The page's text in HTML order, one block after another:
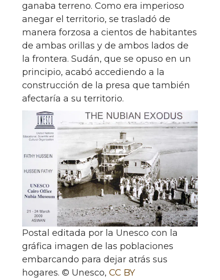
ganaba terreno. Como era imperioso
anegar el territorio, se trasladó de
manera forzosa a cientos de habitantes
de ambas orillas y de ambos lados de
la frontera. Sudán, que se opuso en un
principio, acabó accediendo a la
construcción de la presa que también
afectaría a su territorio.
Postal editada por la Unesco con la
gráfica imagen de las poblaciones
embarcando para dejar atrás sus
hogares. © Unesco, CC BY